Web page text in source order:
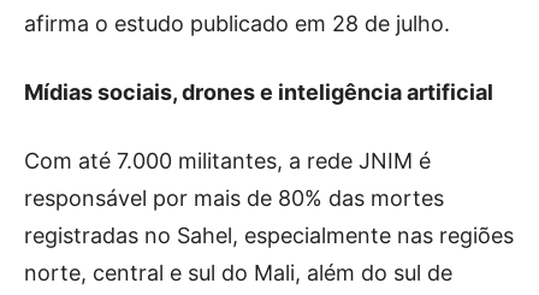
afirma o estudo publicado em 28 de julho.
Mídias sociais, drones e inteligência artificial
Com até 7.000 militantes, a rede JNIM é
responsável por mais de 80% das mortes
registradas no Sahel, especialmente nas regiões
norte, central e sul do Mali, além do sul de